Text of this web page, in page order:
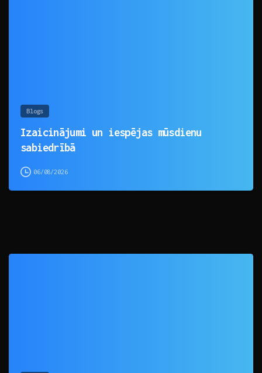
Blogs
Izaicinājumi un iespējas mūsdienu
sabiedrībā
06/08/2026